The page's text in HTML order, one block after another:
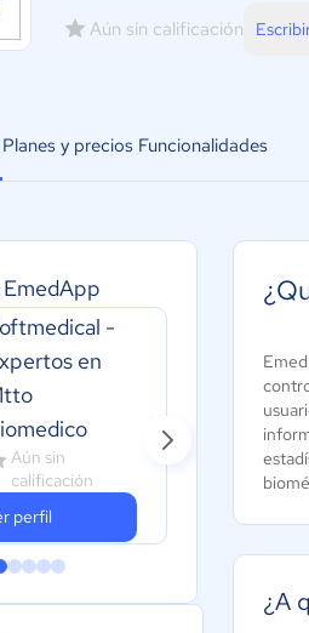
Aún sin calificación
Planes y precios Funcionalidades
-
en
Aún sin
calificación
perfil
¿A